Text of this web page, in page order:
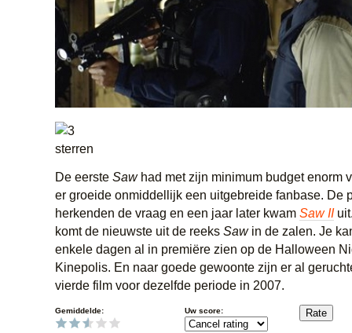
De eerste Sawhad met zijn minimum budget enorm
er groeide onmiddellijk een uitgebreide fanbase. De
herkenden de vraag en een jaar later kwam Saw II
komt de nieuwste uit de reeks Sawin de zalen. Je
enkele dagen al in premiëre zien op de Halloween
Kinepolis. En naar goede gewoonte zijn er al
vierde film voor dezelfde periode in 2007.
Gemiddelde: Uw score: